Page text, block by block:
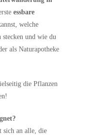
essbare
welche
stecken und wie du
als Naturapotheke
die Pflanzen
sich an alle, die